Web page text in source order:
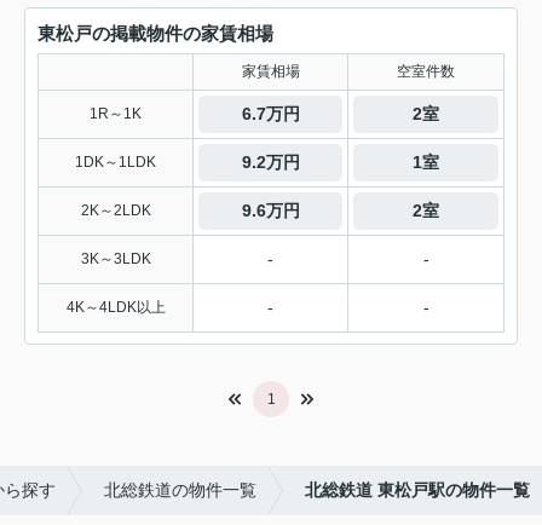
東松戸の掲載物件の家賃相場
家賃相場 空室件数
1R～1K 6.7万円 2室
1DK～1LDK 9.2万円 1室
2K～2LDK 9.6万円 2室
3K～3LDK - -
4K～4LDK以上 - -
1
ら探す 北総鉄道の物件一覧 北総鉄道 東松戸駅の物件一覧